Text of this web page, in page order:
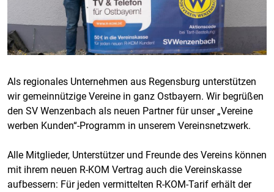
Als regionales Unternehmen aus Regensburg unterstützen
wir gemeinnützige Vereine in ganz Ostbayern. Wir begrüßen
den SV Wenzenbach als neuen Partner für unser „Vereine
werben Kunden“-Programm in unserem Vereinsnetzwerk.
Alle Mitglieder, Unterstützer und Freunde des Vereins können
mit ihrem neuen R-KOM Vertrag auch die Vereinskasse
aufbessern: Für jeden vermittelten R-KOM-Tarif erhält der